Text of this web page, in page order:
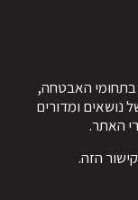
בתחומי האבטחה,
נושאים ומדורים
האתר.
קישור הזה.